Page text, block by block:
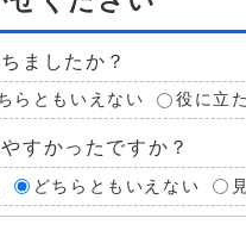
ましたか？
らともいえない 役に立
すかったですか？
どちらともいえない